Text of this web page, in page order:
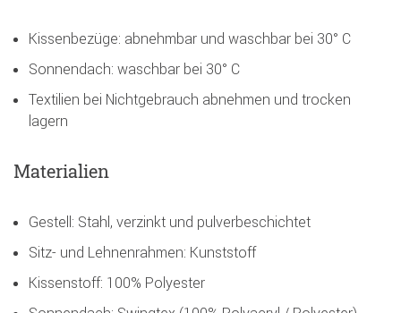
Kissenbezüge: abnehmbar und waschbar bei 30° C
Sonnendach: waschbar bei 30° C
Textilien bei Nichtgebrauch abnehmen und trocken
lagern
Materialien
Gestell: Stahl, verzinkt und pulverbeschichtet
Sitz- und Lehnenrahmen: Kunststoff
Kissenstoff: 100% Polyester